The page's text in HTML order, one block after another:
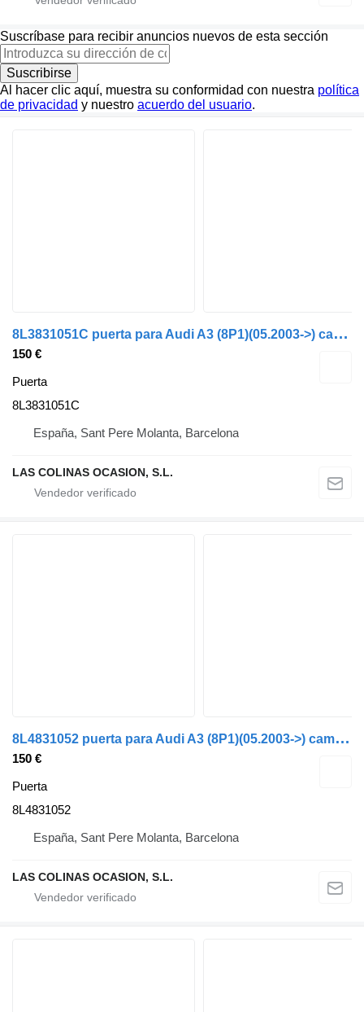
Suscríbase para recibir anuncios nuevos de esta sección
Suscribirse
Al hacer clic aquí, muestra su conformidad con nuestra política
de privacidad y nuestro acuerdo del usuario.
8
L3831051C puerta para Audi A3 (8P1)(05.2003->) camión
150 €
Puerta
8L3831051C
España, Sant Pere Molanta, Barcelona
LAS COLINAS OCASION, S.L.
8
L4831052 puerta para Audi A3 (8P1)(05.2003->) camión
150 €
Puerta
8L4831052
España, Sant Pere Molanta, Barcelona
LAS COLINAS OCASION, S.L.